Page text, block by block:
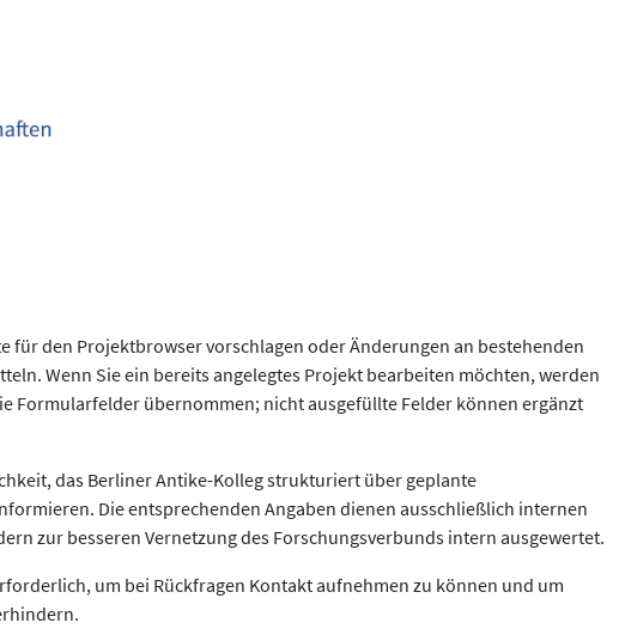
für den Projektbrowser vorschlagen oder Änderungen an bestehenden
Wenn Sie ein bereits angelegtes Projekt bearbeiten möchten, werden
Formularfelder übernommen; nicht ausgefüllte Felder können ergänzt
das Berliner Antike-Kolleg strukturiert über geplante
Die entsprechenden Angaben dienen ausschließlich internen
zur besseren Vernetzung des Forschungsverbunds intern ausgewertet.
um bei Rückfragen Kontakt aufnehmen zu können und um